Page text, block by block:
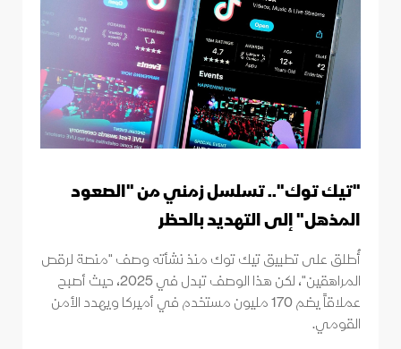
"تيك توك".. تسلسل زمني من "الصعود
المذهل" إلى التهديد بالحظر
أُطلق على تطبيق تيك توك منذ نشأته وصف "منصة لرقص
المراهقين"، لكن هذا الوصف تبدل في 2025، حيث أصبح
عملاقاً يضم 170 مليون مستخدم في أميركا ويهدد الأمن
القومي.